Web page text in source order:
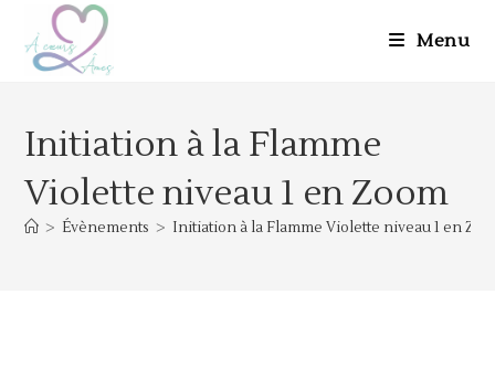
content
Menu
Initiation à la Flamme
Violette niveau 1 en Zoom
> Évènements > Initiation à la Flamme Violette niveau 1 en